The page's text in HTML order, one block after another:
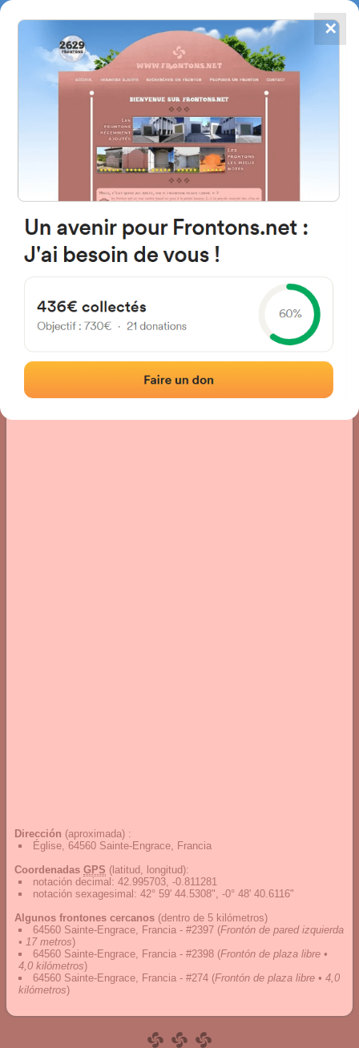
FRONTONS.NET
BUSCAR UN FRONTÓN
AÑADIR UN FRONTÓN
4784
frontones
64560 Sainte-Engrace, Francia
Fotos Comentarios y reseñas
Dirección (aproximada) :
Église, 64560 Sainte-Engrace, Francia
Coordenadas GPS (latitud, longitud):
notación decimal : 42.995703, -0.811281
notación sexagesimal : 42° 59' 44.5308", -0° 48' 40.6116"
Algunos frontones cercanos (dentro de 5 kilómetros)
64560 Sainte-Engrace, Francia - #2397 (Frontón de pared izquierda
• 17 metros)
64560 Sainte-Engrace, Francia - #2398 (Frontón de plaza libre •
4,0 kilómetros)
64560 Sainte-Engrace, Francia - #274 (Frontón de plaza libre • 4,0
kilómetros)
✕